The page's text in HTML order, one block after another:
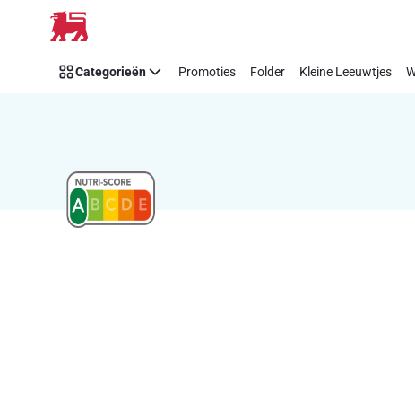
Overslaan
Categorieën Promoties Folder Kleine Leeuwtjes